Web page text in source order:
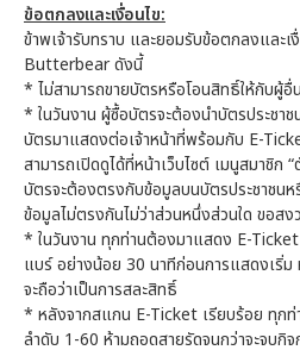
ข้อตกลงและเงื่อนไข:
ข้าพเจ้ารับทราบ และยอมรับข้อตกลงและเ
Butterbear ดังนี้
* ไม่สามารถขายบัตรหรือโอนสิทธิ์ให้กับผู้
* ในวันงาน ผู้ซื้อบัตรจะต้องนำบัตรประชา
บัตรมาแสดงต่อเจ้าหน้าที่พร้อมกับ E-
สามารถเปิดดูได้ที่หน้าเว็บไซต์ เมนูสมาชิก
บัตรจะต้องตรงกับข้อมูลบนบัตรประชาชน
ข้อมูลไม่ตรงกันไม่ว่าส่วนหนึ่งส่วนใด ขอส
* ในวันงาน ทุกท่านต้องมาแสดง E-
แบร์ อย่างน้อย 30 นาทีก่อนการแสดงเริ่ม
จะถือว่าเป็นการสละสิทธิ์
* หลังจากสแกน E-Ticket เรียบร้อย ทุกท่
ลำดับ 1-60 ห้ามถอดสายรัดจนกว่าจะจบกิจ